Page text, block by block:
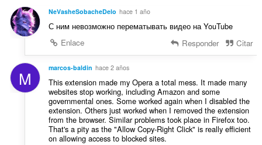
s
i
o
s
n
t
c
o
n
e
s
:
NeVasheSobacheDelo hace 1 año
С ним невозможно перематывать видео на YouTube
Enlace
Responder Citar
M marcos-baldin hace 2 años
This extension made my Opera a total mess. It made many
websites stop working, including Amazon and some
governmental ones. Some worked again when I disabled the
extension. Others just worked when I removed the extension
from the browser. Similar problems took place in Firefox too.
That's a pity as the "Allow Copy-Right Click" is really efficient
on allowing access to blocked sites.